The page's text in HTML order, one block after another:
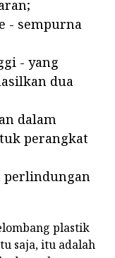
- sempurna
- yang
dua
dalam
perangkat
perlindungan
plastik
saja, itu adalah